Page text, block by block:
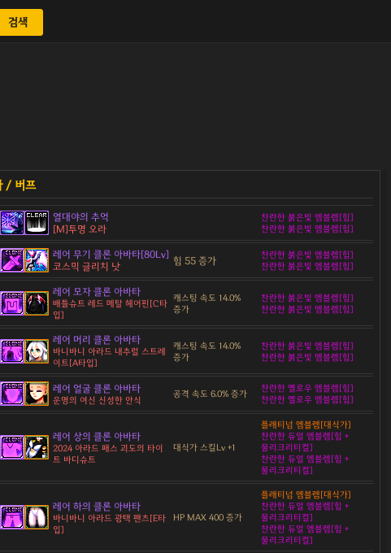
검색
열대야의 추억
[M]투명 오라
찬란한 붉은빛 엠블렘[힘]
찬란한 붉은빛 엠블렘[힘]
레어 무기 클론 아바타[80Lv]
코스믹 글리치 낫
힘 55 증가
찬란한 붉은빛 엠블렘[힘]
찬란한 붉은빛 엠블렘[힘]
레어 모자 클론 아바타
배틀슈트 레드 메탈 헤어핀[C타
입]
캐스팅 속도 14.0%
증가
찬란한 붉은빛 엠블렘[힘]
찬란한 붉은빛 엠블렘[힘]
레어 머리 클론 아바타
바니바니 아라드 내추럴 스트레
이트[A타입]
캐스팅 속도 14.0%
증가
찬란한 붉은빛 엠블렘[힘]
찬란한 붉은빛 엠블렘[힘]
레어 얼굴 클론 아바타
운명의 여신 신성한 안식
공격 속도 6.0% 증가
찬란한 옐로우 엠블렘[힘]
찬란한 옐로우 엠블렘[힘]
레어 상의 클론 아바타
2024 아라드 패스 괴도의 타이
트 바디슈트
대식가 스킬Lv +1
플래티넘 엠블렘[대식가]
찬란한 듀얼 엠블렘[힘 +
물리크리티컬]
찬란한 듀얼 엠블렘[힘 +
물리크리티컬]
레어 하의 클론 아바타
바니바니 아라드 광택 팬츠[E타
입]
HP MAX 400 증가
플래티넘 엠블렘[대식가]
찬란한 듀얼 엠블렘[힘 +
물리크리티컬]
찬란한 듀얼 엠블렘[힘 +
물리크리티컬]